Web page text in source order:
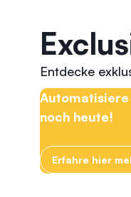
Entdecke
noch heute!
Erfahre hier